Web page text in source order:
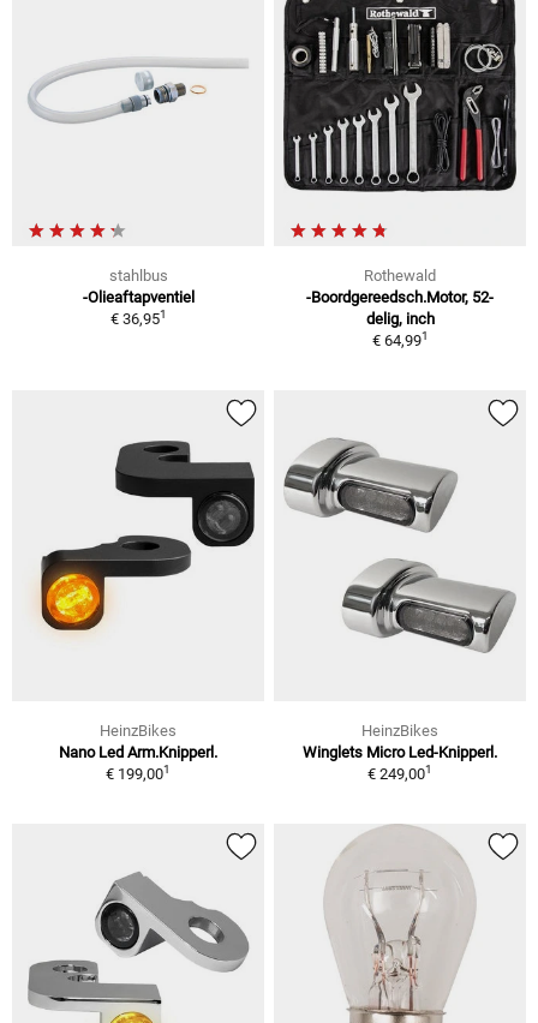
stahlbus
-Olieaftapventiel
€ 36,951
Rothewald
-Boordgereedsch.Motor, 52-
delig, inch
€ 64,991
HeinzBikes
Nano Led Arm.Knipperl.
€ 199,001
HeinzBikes
Winglets Micro Led-Knipperl.
€ 249,001